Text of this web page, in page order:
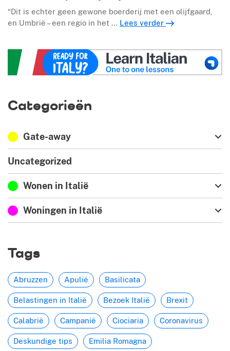
“Dit is echter geen gewone boerderij met een olijfgaard,
en Umbrië – een regio in het … Lees verder
Categorieën
Gate-away
Uncategorized
Wonen in Italië
Woningen in Italië
Tags
Abruzzen Apulië Basilicata
Belastingen in Italië Bezoek Italië Brexit
Calabrië Campanië Ciociaria Coronavirus
Deskundige tips Emilia Romagna